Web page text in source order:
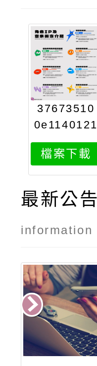
37673510
0e1140121
539attach
2
檔案下載
最新公
information